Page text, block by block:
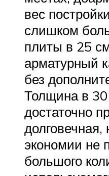
вес
слишком
плиты в 25
арматурный
без
Толщина в 30
достаточно
долговечная,
экономии не
большого